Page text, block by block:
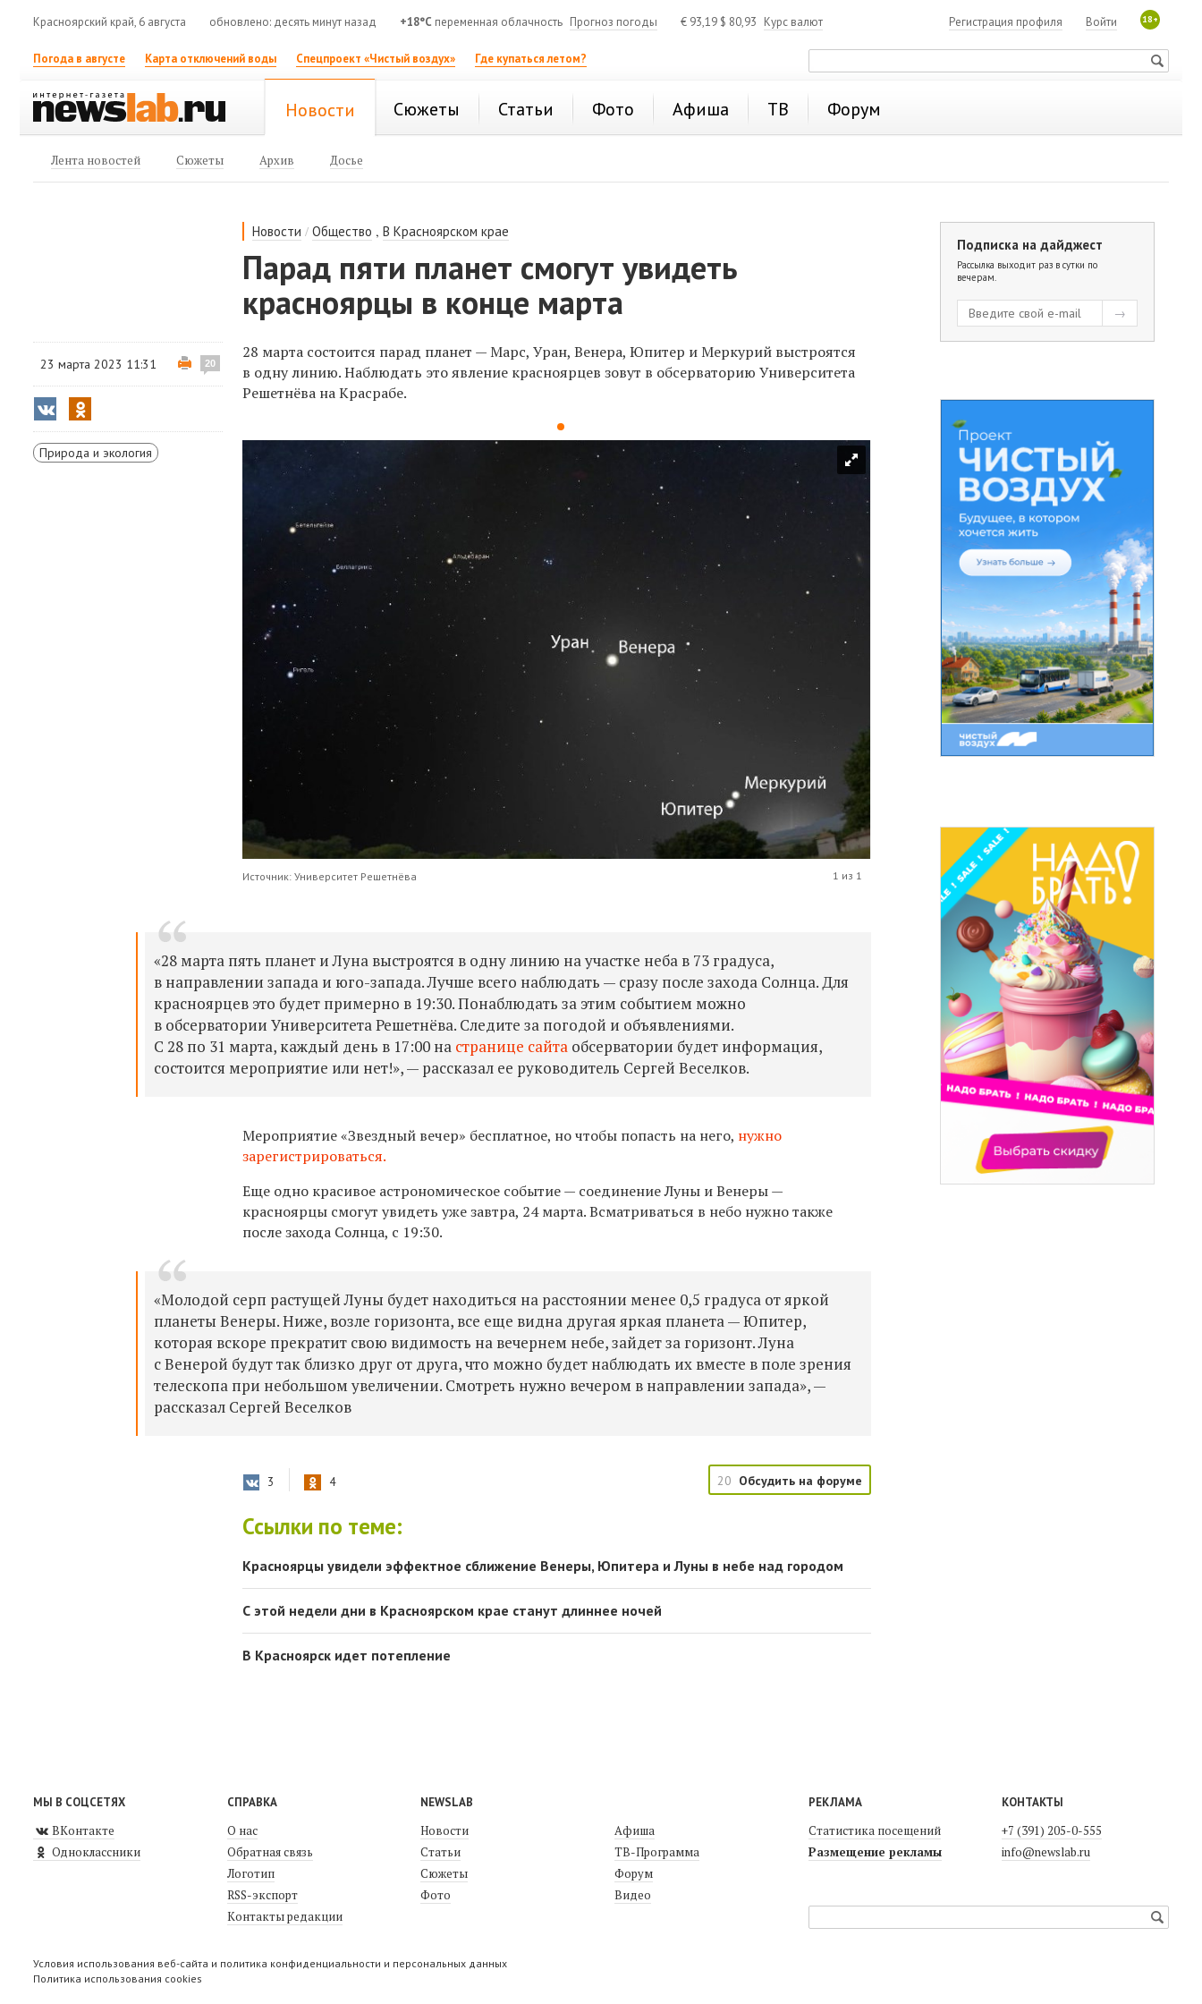
Красноярский край, 6 августа обновлено: десять минут назад +18°C переменная облачность Прогноз погоды € 93,19 $ 80,93 Курс валют 18+
Войти
Регистрация профиля
Погода в августе Карта отключений воды Спецпроект «Чистый воздух» Где купаться летом?
Новости Сюжеты Статьи Фото Афиша ТВ Форум
Лента новостей Сюжеты Архив Досье
Новости /Общество ,В Красноярском крае
Парад пяти планет смогут увидеть
красноярцы в конце марта
23 марта 2023 11:31 20
Природа и экология
28 марта состоится парад планет — Марс, Уран, Венера, Юпитер и Меркурий выстроятся
в одну линию.Наблюдать это явление красноярцев зовут в обсерваторию Университета
Решетнёва на Красрабе.
Источник: Университет Решетнёва 1 из 1
«28 марта пять планет и Луна выстроятся в одну линию на участке неба в 73 градуса,
в направлении запада и юго-запада. Лучше всего наблюдать — сразу после захода Солнца. Для
красноярцев это будет примерно в 19:30. Понаблюдать за этим событием можно
в обсерватории Университета Решетнёва. Следите за погодой и объявлениями.
С 28 по 31 марта, каждый день в 17:00 на странице сайта обсерватории будет информация,
состоится мероприятие или нет!», — рассказал ее руководитель Сергей Веселков.
Мероприятие «Звездный вечер» бесплатное, но чтобы попасть на него, нужно
зарегистрироваться.
Еще одно красивое астрономическое событие — соединение Луны и Венеры —
красноярцы смогут увидеть уже завтра, 24 марта. Всматриваться в небо нужно также
после захода Солнца, с 19:30.
«Молодой серп растущей Луны будет находиться на расстоянии менее 0,5 градуса от яркой
планеты Венеры. Ниже, возле горизонта, все еще видна другая яркая планета — Юпитер,
которая вскоре прекратит свою видимость на вечернем небе, зайдет за горизонт. Луна
с Венерой будут так близко друг от друга, что можно будет наблюдать их вместе в поле зрения
телескопа при небольшом увеличении. Смотреть нужно вечером в направлении запада», —
рассказал Сергей Веселков
3 4 20 Обсудить на форуме
Ссылки по теме:
Красноярцы увидели эффектное сближение Венеры, Юпитера и Луны в небе над городом
С этой недели дни в Красноярском крае станут длиннее ночей
В Красноярск идет потепление
Подписка на дайджест
Рассылка выходит раз в сутки по
вечерам.
МЫ В СОЦСЕТЯХ
ВКонтакте
Одноклассники
СПРАВКА
О нас
Обратная связь
Логотип
RSS-экспорт
Контакты редакции
NEWSLAB
Новости
Статьи
Сюжеты
Фото
Афиша
ТВ-Программа
Форум
Видео
РЕКЛАМА
Статистика посещений
Размещение рекламы
КОНТАКТЫ
+7 (391) 205-0-555
info@newslab.ru
Условия использования веб-сайта и политика конфиденциальности и персональных данных
Политика использования cookies